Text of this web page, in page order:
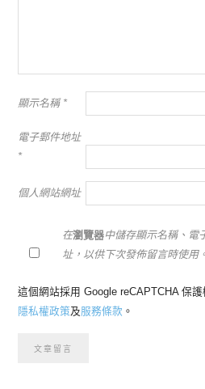
顯示名稱 *
電子郵件地址
*
個人網站網址
在瀏覽器中儲存顯示名稱、電
址，以供下次發佈留言時使用
這個網站採用 Google reCAPTCHA 保
隱私權政策及服務條款 。